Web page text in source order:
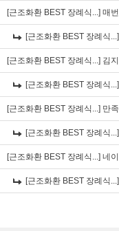
[근조화환 BEST 장례식...] 매
[근조화환 BEST 장례식...]
[근조화환 BEST 장례식...] 김
[근조화환 BEST 장례식...]
[근조화환 BEST 장례식...] 만
[근조화환 BEST 장례식...]
[근조화환 BEST 장례식...] 네
[근조화환 BEST 장례식...]